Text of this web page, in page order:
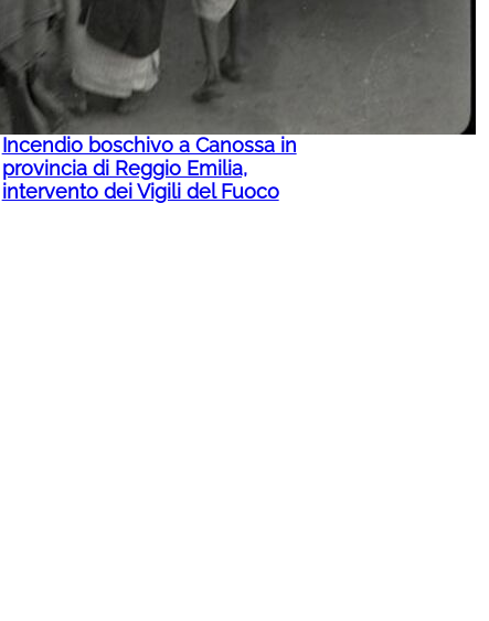
Incendio boschivo a Canossa in
provincia di Reggio Emilia,
intervento dei Vigili del Fuoco